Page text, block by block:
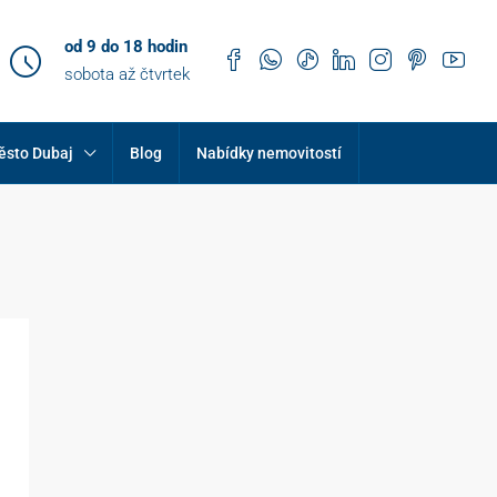
od 9 do 18 hodin
sobota až čtvrtek
Dubaj Blog Nabídky nemovitostí